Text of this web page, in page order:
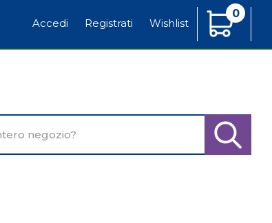
Accedi Registrati Wishlist
0
Articoli
Inseriti
Cerca